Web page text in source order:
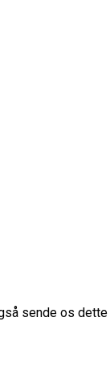
sende os